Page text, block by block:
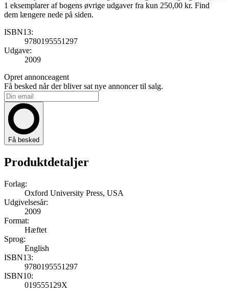
1 eksemplarer af bogens øvrige udgaver fra kun 250,00 kr. Find
dem længere nede på siden.
ISBN13:
9780195551297
Udgave:
2009
Opret annonceagent
Få besked når der bliver sat nye annoncer til salg.
Få besked
Produktdetaljer
Forlag:
Oxford University Press, USA
Udgivelsesår:
2009
Format:
Hæftet
Sprog:
English
ISBN13:
9780195551297
ISBN10:
019555129X